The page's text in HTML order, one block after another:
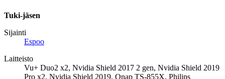
Tuki-jäsen
Sijainti
Espoo
Laitteisto
Vu+ Duo2 x2, Nvidia Shield 2017 2 gen, Nvidia Shield 2019
Pro x2, Nvidia Shield 2019, Qnap TS-855X, Philips